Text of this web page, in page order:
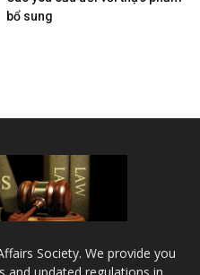
bổ sung
Society. We provide you